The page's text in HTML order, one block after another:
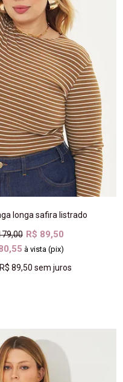
longa safira listrado
R$ 89,50
à vista (pix)
R$ 89,50 sem juros